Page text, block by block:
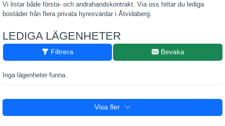
Vi listar både första- och andrahandskontrakt. Via oss hittar du lediga
bostäder från flera privata hyresvärdar i Åtvidaberg.
LEDIGA LÄGENHETER
Filtrera Bevaka
Inga lägenheter funna.
Visa fler